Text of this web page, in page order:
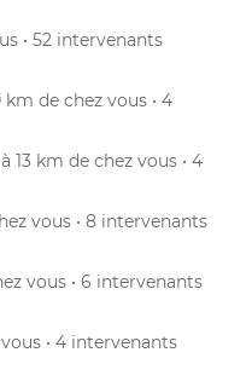
• 52 intervenants
km de chez vous • 4
à 13 km de chez vous • 4
vous • 8 intervenants
vous • 6 intervenants
vous • 4 intervenants